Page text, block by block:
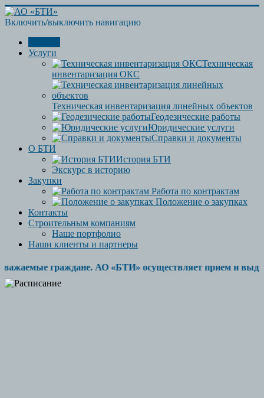
Включить/выключить навигацию
Услуги
Техническая
инвентаризация ОКС
Техническая инвентаризация линейных объектов
Геодезические работы
Юридические услуги
Справки и документы
О БТИ
История БТИ
Экскурс в историю
Закупки
Работа по контрактам
Положение о закупках
Контакты
Строительным компаниям
Наше портфолио
Наши клиенты и партнеры
граждане. АО «БТИ» осуществляет прием и